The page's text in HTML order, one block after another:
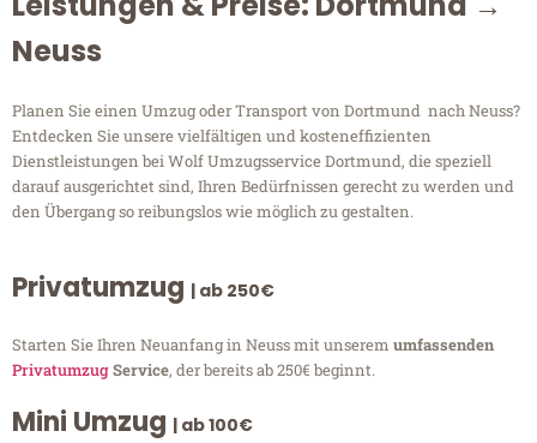
Neuss
Planen Sie einen Umzug oder Transport von Dortmund nach Neuss?
Entdecken Sie unsere vielfältigen und kosteneffizienten
Dienstleistungen bei Wolf Umzugsservice Dortmund, die speziell
darauf ausgerichtet sind, Ihren Bedürfnissen gerecht zu werden und
den Übergang so reibungslos wie möglich zu gestalten.
Privatumzug | ab 250€
Starten Sie Ihren Neuanfang in Neuss mit unserem umfassenden
PrivatumzugService, der bereits ab 250€ beginnt.
Mini Umzug | ab 100€